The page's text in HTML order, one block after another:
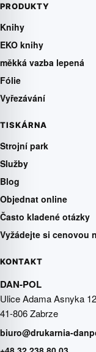
PRODUKTY
Knihy
EKO knihy
měkká vazba lepená
Fólie
Vyřezávání
TISKÁRNA
Strojní park
Služby
Blog
Objednat online
Často kladené otázky
Vyžádejte si cenovou
KONTAKT
DAN-POL
Ulice Adama Asnyka 12
41-806 Zabrze
biuro@drukarnia-